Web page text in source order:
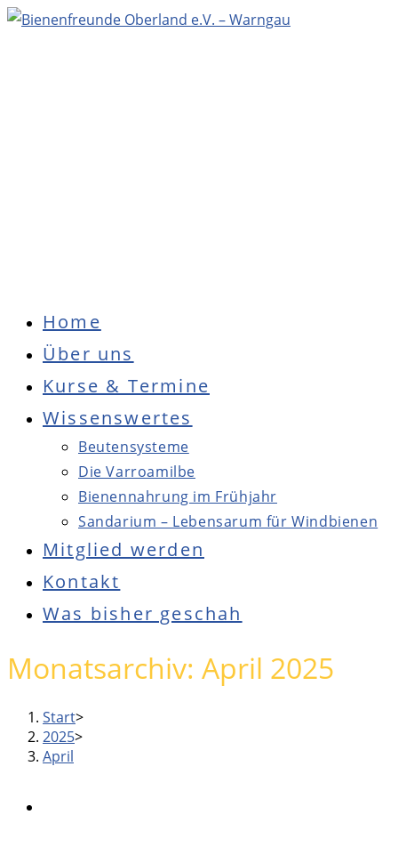
Zum
Home
Über uns
Kurse & Termine
Wissenswertes
Beutensysteme
Die Varroamilbe
Bienennahrung im Frühjahr
Sandarium – Lebensarum für Windbienen
Mitglied werden
Kontakt
Was bisher geschah
Press
Escape
close
the
Menu
Monatsarchiv: April 2025
Start>
2025>
April